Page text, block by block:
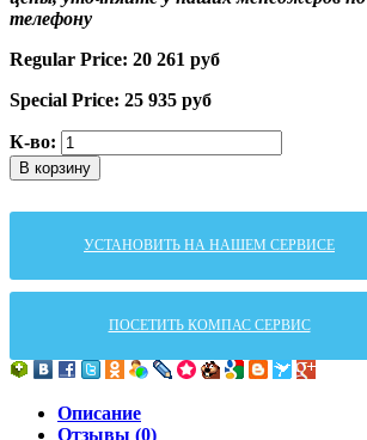
телефону
Regular Price: 20 261 руб
Special Price: 25 935 руб
К-во:
В корзину
УСТАНОВИТЬ НА НАШЕМ СЕРВИСЕ
ПОСЕТИТЬ КОМПАС СЕРВИС
Описание
Отзывы (0)